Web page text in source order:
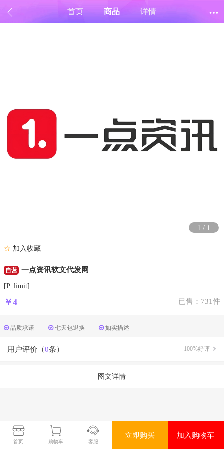
首页 商品 详情
首页 购物车 客服
立即购买 加入购物车
1 / 1
☆ 加入收藏
自营 一点资讯软文代发网
[P_limit]
￥4 已售：731件
品质承诺 七天包退换 如实描述
用户评价（0条） 100%好评
图文详情